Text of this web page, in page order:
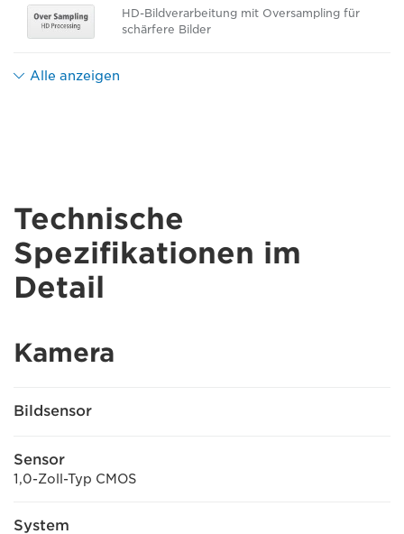
HD-Bildverarbeitung mit Oversampling für
schärfere Bilder
Alle anzeigen
Technische
Spezifikationen im
Detail
Kamera
Bildsensor
Sensor
1,0-Zoll-Typ CMOS
System